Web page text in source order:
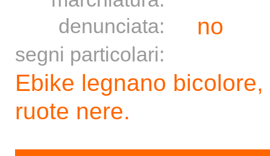
denunciata:
no
segni particolari:
Ebike legnano
ruote nere.